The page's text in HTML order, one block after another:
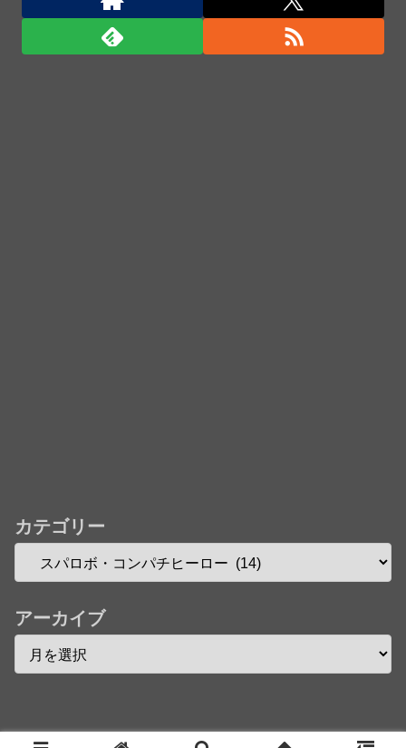
カテゴリー
アーカイブ